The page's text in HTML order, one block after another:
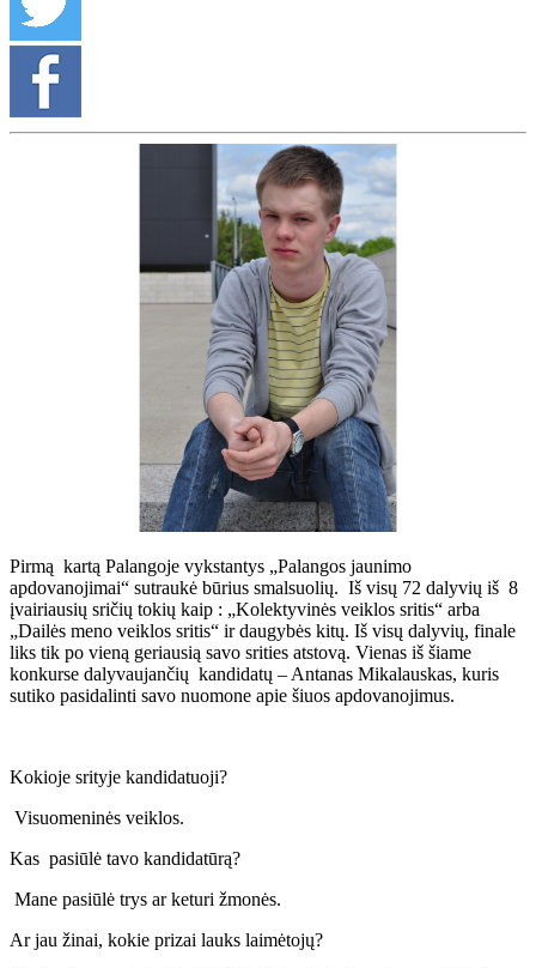
Pirmą kartą Palangoje vykstantys „Palangos jaunimo
apdovanojimai“ sutraukė būrius smalsuolių. Iš visų 72 dalyvių iš 8
įvairiausių sričių tokių kaip : „Kolektyvinės veiklos sritis“ arba
„Dailės meno veiklos sritis“ ir daugybės kitų. Iš visų dalyvių, finale
liks tik po vieną geriausią savo srities atstovą. Vienas iš šiame
konkurse dalyvaujančių kandidatų – Antanas Mikalauskas, kuris
sutiko pasidalinti savo nuomone apie šiuos apdovanojimus.
Kokioje srityje kandidatuoji?
Visuomeninės veiklos.
Kas pasiūlė tavo kandidatūrą?
Mane pasiūlė trys ar keturi žmonės.
Ar jau žinai, kokie prizai lauks laimėtojų?